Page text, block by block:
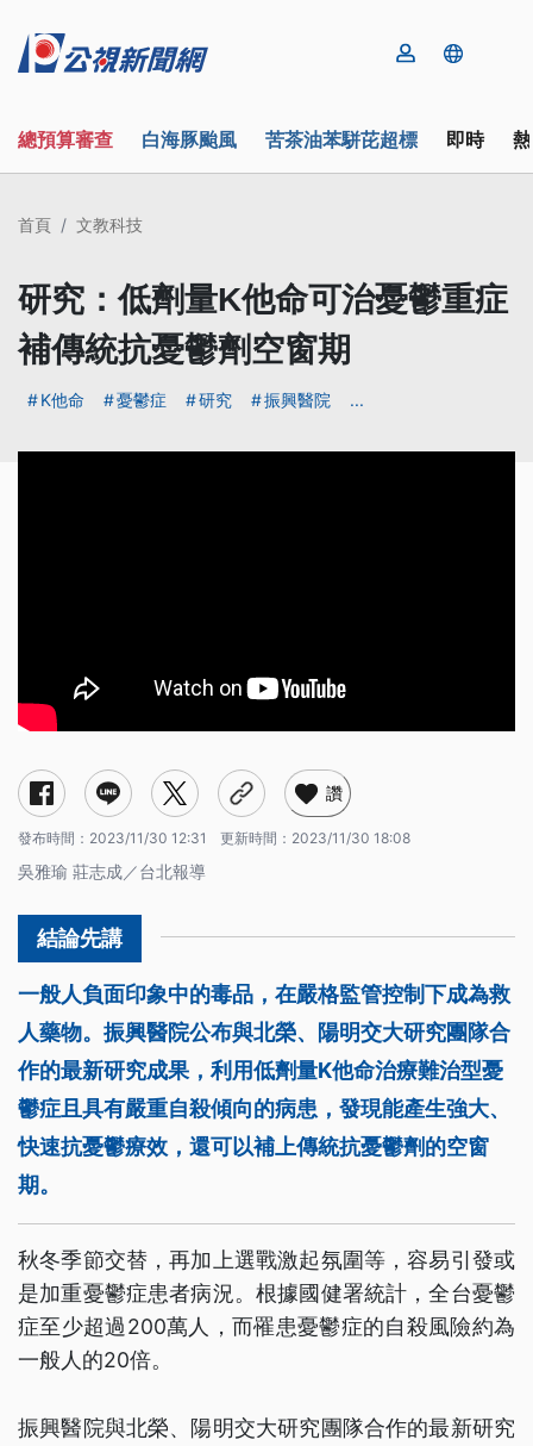
總預算審查 白海豚颱風 苦茶油苯駢芘超標 即時
首頁 文教科技
研究：低劑量K他命可治憂鬱重症
補傳統抗憂鬱劑空窗期
K他命 憂鬱症 研究 振興醫院 ...
讚
發布時間： 2023/11/30 12:31 更新時間： 2023/11/30 18:08
吳雅瑜 莊志成／台北報導
一般人負面印象中的毒品，在嚴格監管控制下成為救
人藥物。振興醫院公布與北榮、陽明交大研究團隊合
作的最新研究成果，利用低劑量K他命治療難治型憂
鬱症且具有嚴重自殺傾向的病患，發現能產生強大、
快速抗憂鬱療效，還可以補上傳統抗憂鬱劑的空窗
期。
秋冬季節交替，再加上選戰激起氛圍等，容易引發或
是加重憂鬱症患者病況。根據國健署統計，全台憂鬱
症至少超過200萬人，而罹患憂鬱症的自殺風險約為
一般人的20倍。
振興醫院與北榮、陽明交大研究團隊合作的最新研究